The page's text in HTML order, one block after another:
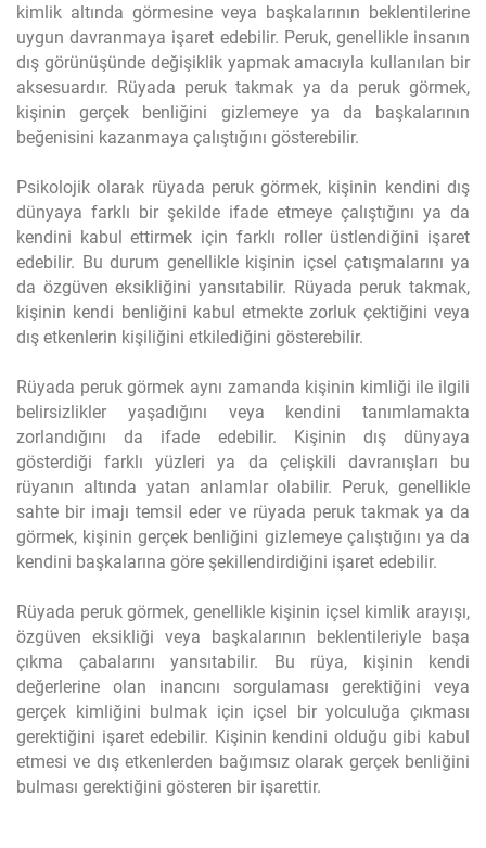
kimlik altında görmesine veya başkalarının beklentilerine
uygun davranmaya işaret edebilir. Peruk, genellikle insanın
dış görünüşünde değişiklik yapmak amacıyla kullanılan bir
aksesuardır. Rüyada peruk takmak ya da peruk görmek,
kişinin gerçek benliğini gizlemeye ya da başkalarının
beğenisini kazanmaya çalıştığını gösterebilir.
Psikolojik olarak rüyada peruk görmek, kişinin kendini dış
dünyaya farklı bir şekilde ifade etmeye çalıştığını ya da
kendini kabul ettirmek için farklı roller üstlendiğini işaret
edebilir. Bu durum genellikle kişinin içsel çatışmalarını ya
da özgüven eksikliğini yansıtabilir. Rüyada peruk takmak,
kişinin kendi benliğini kabul etmekte zorluk çektiğini veya
dış etkenlerin kişiliğini etkilediğini gösterebilir.
Rüyada peruk görmek aynı zamanda kişinin kimliği ile ilgili
belirsizlikler yaşadığını veya kendini tanımlamakta
zorlandığını da ifade edebilir. Kişinin dış dünyaya
gösterdiği farklı yüzleri ya da çelişkili davranışları bu
rüyanın altında yatan anlamlar olabilir. Peruk, genellikle
sahte bir imajı temsil eder ve rüyada peruk takmak ya da
görmek, kişinin gerçek benliğini gizlemeye çalıştığını ya da
kendini başkalarına göre şekillendirdiğini işaret edebilir.
Rüyada peruk görmek, genellikle kişinin içsel kimlik arayışı,
özgüven eksikliği veya başkalarının beklentileriyle başa
çıkma çabalarını yansıtabilir. Bu rüya, kişinin kendi
değerlerine olan inancını sorgulaması gerektiğini veya
gerçek kimliğini bulmak için içsel bir yolculuğa çıkması
gerektiğini işaret edebilir. Kişinin kendini olduğu gibi kabul
etmesi ve dış etkenlerden bağımsız olarak gerçek benliğini
bulması gerektiğini gösteren bir işarettir.